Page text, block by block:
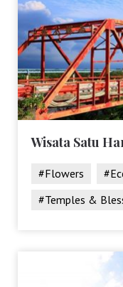
Wisata Satu
#Flowers
#Temples &